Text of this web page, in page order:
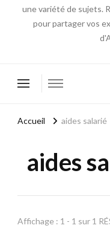
une variété de sujets.
pour partager vos
Accueil aides salarié
aides
Affichage : 1 - 1 sur 1